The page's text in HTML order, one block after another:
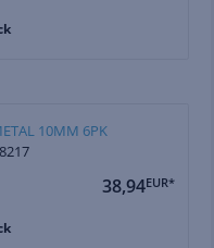
10MM 6PK
38,94EUR*